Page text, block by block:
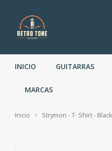
INICIO GUITARRAS
MARCAS
Inicio Strymon - T- Shirt -